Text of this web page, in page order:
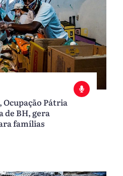
Pátria
BH, gera
famílias